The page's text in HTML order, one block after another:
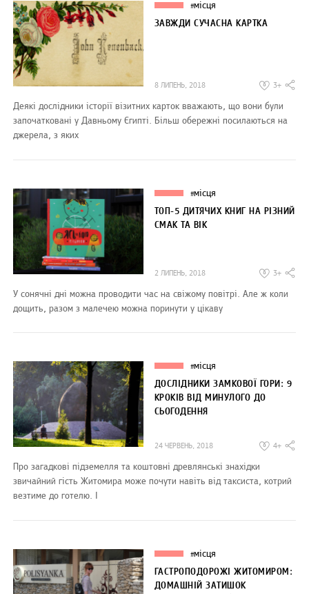
#місця
ЗАВЖДИ СУЧАСНА КАРТКА
8 ЛИПЕНЬ, 2018 3+
Деякі дослідники історії візитних карток вважають, що вони були
започатковані у Давньому Єгипті. Більш обережні посилаються на
джерела, з яких
#місця
ТОП-5 ДИТЯЧИХ КНИГ НА РІЗНИЙ
СМАК ТА ВІК
2 ЛИПЕНЬ, 2018 3+
У сонячні дні можна проводити час на свіжому повітрі. Але ж коли
дощить, разом з малечею можна поринути у цікаву
#місця
ДОСЛІДНИКИ ЗАМКОВОЇ ГОРИ: 9
КРОКІВ ВІД МИНУЛОГО ДО
СЬОГОДЕННЯ
24 ЧЕРВЕНЬ, 2018 4+
Про загадкові підземелля та коштовні древлянські знахідки
звичайний гість Житомира може почути навіть від таксиста, котрий
везтиме до готелю. І
#місця
ГАСТРОПОДОРОЖІ ЖИТОМИРОМ:
ДОМАШНІЙ ЗАТИШОК